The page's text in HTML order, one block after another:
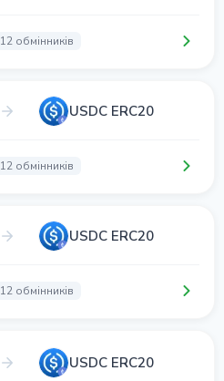
12 обмінників
USDC ERC20
12 обмінників
USDC ERC20
12 обмінників
USDC ERC20